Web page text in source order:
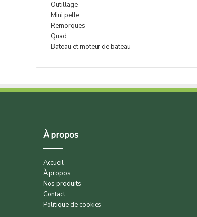
Outillage
Mini pelle
Remorques
Quad
Bateau et moteur de bateau
À propos
Accueil
À propos
Nos produits
Contact
Politique de cookies